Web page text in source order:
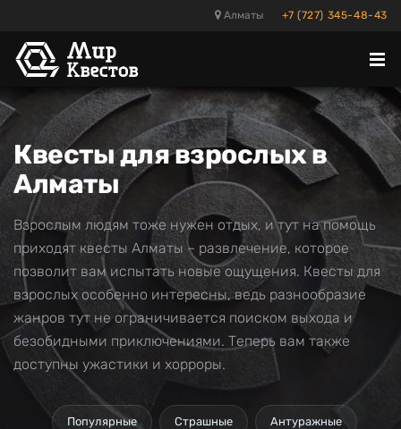
Алматы +7 (727) 345-48-43
Квесты для взрослых в
Алматы
Взрослым людям тоже нужен отдых, и тут на помощь
приходят квесты Алматы – развлечение, которое
позволит вам испытать новые ощущения. Квесты для
взрослых особенно интересны, ведь разнообразие
жанров тут не ограничивается поиском выхода и
безобидными приключениями. Теперь вам также
доступны ужастики и хорроры.
Популярные Страшные Антуражные